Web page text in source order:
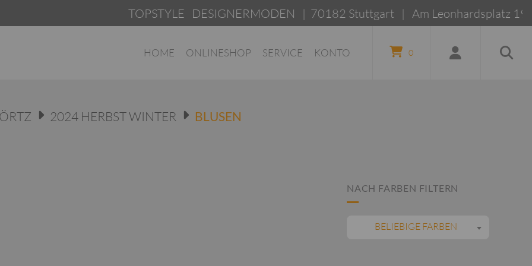
TOPSTYLE DESIGNERMODEN | 70182 Stuttgart | Am Leonhardsplatz
HOME ONLINESHOP SERVICE KONTO 0
2024 HERBST WINTER BLUSEN
NACH FARBEN FILTERN
BELIEBIGE FARBEN